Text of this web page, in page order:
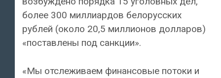
более 300 миллиардов белорусских
рублей (около 20,5 миллионов долларов)
«поставлены под санкции».
«Мы отслеживаем финансовые потоки и